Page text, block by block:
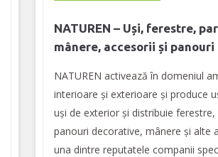
NATUREN – Uși, ferestre,
mânere, accesorii și
NATUREN activează în domeniul
interioare şi exterioare şi produce
uși de exterior și distribuie ferestre,
panouri decorative, mânere și alte
una dintre reputatele companii